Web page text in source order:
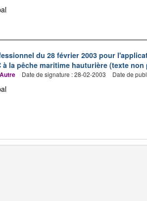
du 28 février 2003 pour
à la pêche maritime hauturière (texte
Autre Date de signature : 28-02-2003 Date de